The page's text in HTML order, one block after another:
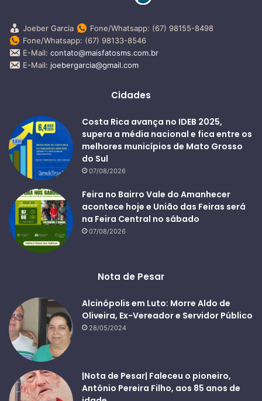
Joeber Garcia
Fone/Whatsapp: (67) 98155-8498
Fone/Whatsapp: (67) 98133-8546
E-Mail: contato@maisfatosms.com.br
E-Mail: joebergarcia@gmail.com
Cidades
Costa Rica avança no IDEB 2025,
supera a média nacional e fica entre os
melhores municípios de Mato Grosso
do Sul
07/08/2026
Feira no Bairro Vale do Amanhecer
acontece hoje e União das Feiras será
na Feira Central no sábado
07/08/2026
Nota de Pesar
Alcinópolis em Luto: Morre Aldo de
Oliveira, Ex-Vereador e Servidor Público
28/05/2024
|Nota de Pesar| Faleceu o pioneiro,
Antônio Pereira Filho, aos 85 anos de